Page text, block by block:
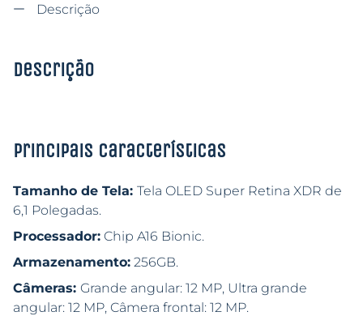
Descrição
Descrição
Principais características
Tamanho de Tela: Tela OLED Super Retina XDR de
6,1 Polegadas.
Processador: Chip A16 Bionic.
Armazenamento: 256GB.
Câmeras: Grande angular: 12 MP, Ultra grande
angular: 12 MP, Câmera frontal: 12 MP.